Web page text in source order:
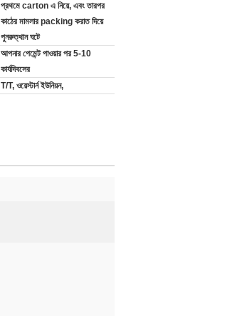
প্রথমে carton এ নিয়ে, এবং তারপর
কাঠের মামলার packing করাত দিয়ে
পুনরুত্থান ঘটে
আপনার পেমেন্ট পাওয়ার পর 5-10
কার্যদিবসের
T/T, ওয়েস্টার্ন ইউনিয়ন,